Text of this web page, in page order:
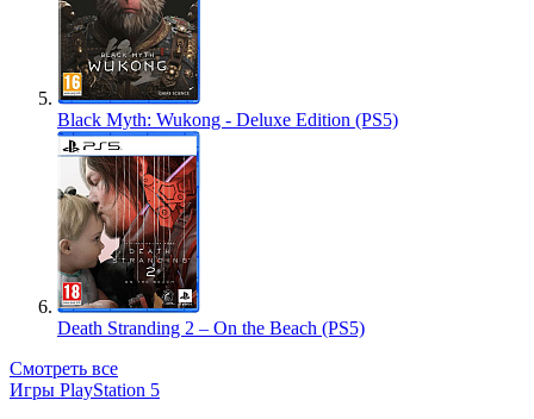
Black Myth: Wukong - Deluxe Edition (PS5)
Death Stranding 2 – On the Beach (PS5)
Смотреть все
Игры PlayStation 5